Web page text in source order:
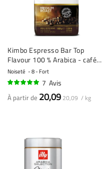
Kimbo Espresso Bar Top
Flavour 100 % Arabica - café
en grains - 1 kilo
Noiseté 8 - Fort
7 Avis
À partir de 20,09 20,09 / kg